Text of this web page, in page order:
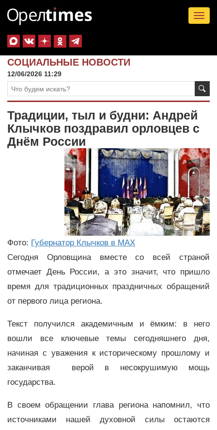
СОЦИАЛЬНЫЕ НОВОСТИ
12/06/2026 11:29
Традиции, тыл и будни: Андрей
Клычков поздравил орловцев с
Днём России
Фото: Губернатор Клычков в MAX
Сегодня Орловщина вместе со всей страной
отмечает День России, а это значит, что пришло
время для традиционных праздничных обращений
от первого лица региона.
Текст получился академичным и ёмким: в него
вошли все ключевые темы сегодняшнего дня,
начиная с уважения к историческому прошлому и
заканчивая верой в несокрушимую мощь
государства.
В своем обращении глава региона напомнил, что
источниками нашей духовной силы остаются